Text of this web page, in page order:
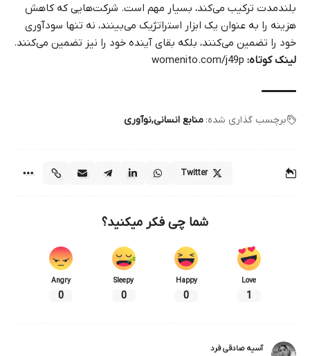
بلندمدت ترکیب می‌کند، بسیار مهم است. شرکت‌هایی که کاهش
هزینه را به عنوان یک ابزار استراتژیک می‌بینند، نه تنها سودآوری
خود را تضمین می‌کنند، بلکه بقای آینده خود را نیز تضمین می‌کنند.
لینک کوتاه: womenito.com/j49p
برچسب گذاری شده: منابع انسانینوآوری
Twitter
شما چی فکر میکنید؟
Love
1
Happy
0
Sleepy
0
Angry
0
آسیه صادقی فرد